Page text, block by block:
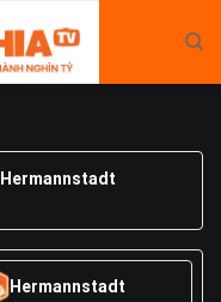
Hermannstadt
Hermannstadt